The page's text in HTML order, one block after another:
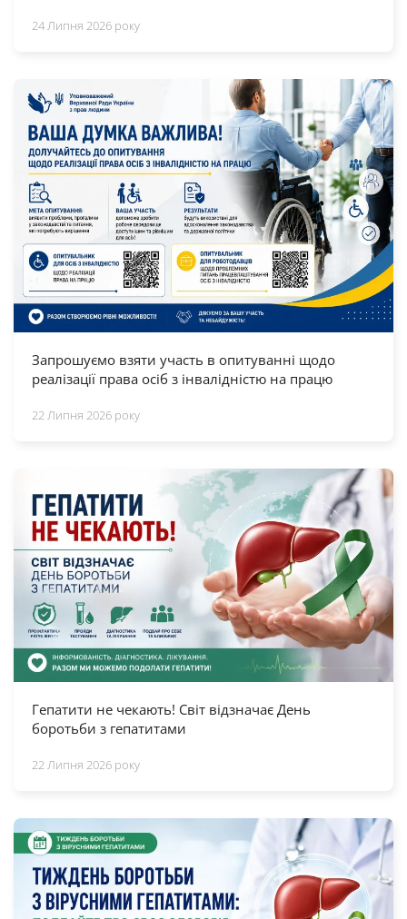
24 Липня 2026 року
Запрошуємо взяти участь в опитуванні щодо
реалізації права осіб з інвалідністю на працю
22 Липня 2026 року
Гепатити не чекають! Світ відзначає День
боротьби з гепатитами
22 Липня 2026 року